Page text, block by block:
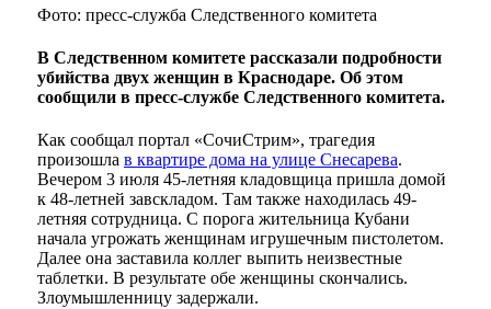
Фото: пресс-служба Следственного комитета
В Следственном комитете рассказали подробности
убийства двух женщин в Краснодаре. Об этом
сообщили в пресс-службе Следственного комитета.
Как сообщал портал «СочиСтрим», трагедия
произошла в квартире дома на улице Снесарева.
Вечером 3 июля 45-летняя кладовщица пришла домой
к 48-летней завскладом. Там также находилась 49-
летняя сотрудница. С порога жительница Кубани
начала угрожать женщинам игрушечным пистолетом.
Далее она заставила коллег выпить неизвестные
таблетки. В результате обе женщины скончались.
Злоумышленницу задержали.